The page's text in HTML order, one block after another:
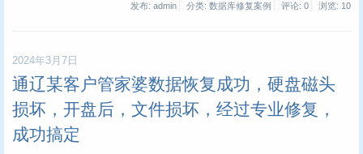
发布: admin 分类: 数据库修复案例 评论: 0 浏览: 10
2024年3月7日
通辽某客户管家婆数据恢复成功，硬盘磁头
损坏，开盘后，文件损坏，经过专业修复，
成功搞定